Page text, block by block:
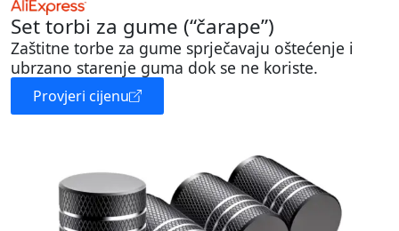
Set torbi za gume (“čarape”)
Zaštitne torbe za gume sprječavaju oštećenje i
ubrzano starenje guma dok se ne koriste.
Provjeri cijenu